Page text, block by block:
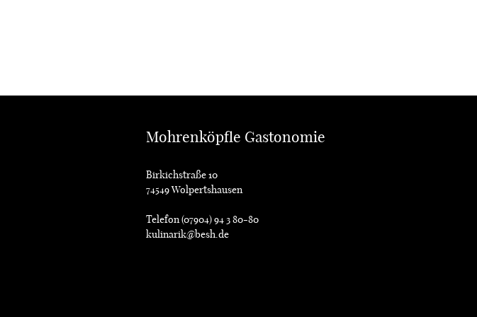
Mohrenköpfle Gastonomie
Birkichstraße 10
74549 Wolpertshausen
Telefon (07904) 94 3 80-80
kulinarik@besh.de